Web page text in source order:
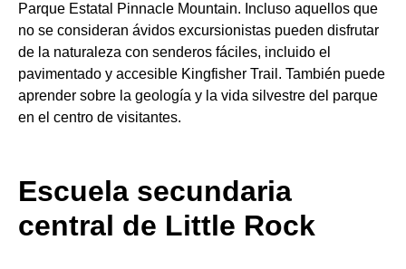
Parque Estatal Pinnacle Mountain. Incluso aquellos que
no se consideran ávidos excursionistas pueden disfrutar
de la naturaleza con senderos fáciles, incluido el
pavimentado y accesible Kingfisher Trail. También puede
aprender sobre la geología y la vida silvestre del parque
en el centro de visitantes.
Escuela secundaria
central de Little Rock